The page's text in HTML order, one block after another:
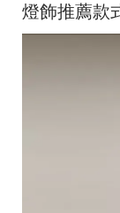
燈飾推薦款